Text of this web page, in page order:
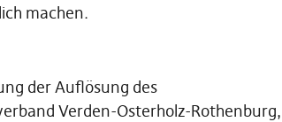
machen.
der Auflösung des
Verden-Osterholz-Rothenburg,